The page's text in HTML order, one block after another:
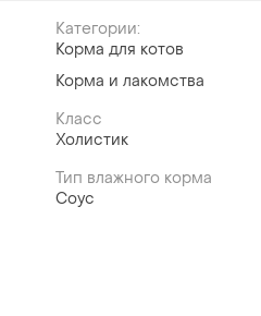
Категории:
Корма для котов
Корма и лакомства
Класс
Холистик
Тип влажного корма
Соус